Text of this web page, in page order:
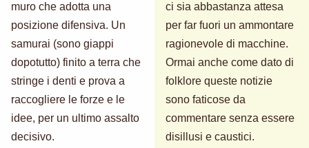
muro che adotta una
posizione difensiva. Un
samurai (sono giappi
dopotutto) finito a terra che
stringe i denti e prova a
raccogliere le forze e le
idee, per un ultimo assalto
decisivo.
ci sia abbastanza attesa
per far fuori un ammontare
ragionevole di macchine.
Ormai anche come dato di
folklore queste notizie
sono faticose da
commentare senza essere
disillusi e caustici.